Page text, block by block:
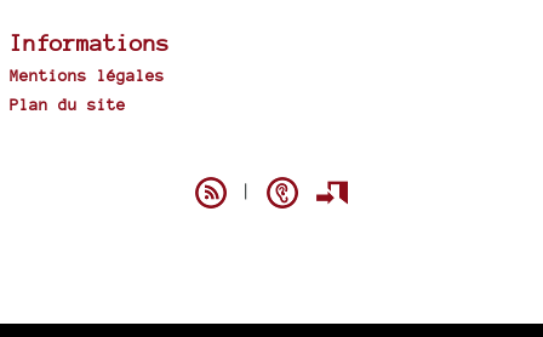
Informations
Mentions légales
Plan du site
|